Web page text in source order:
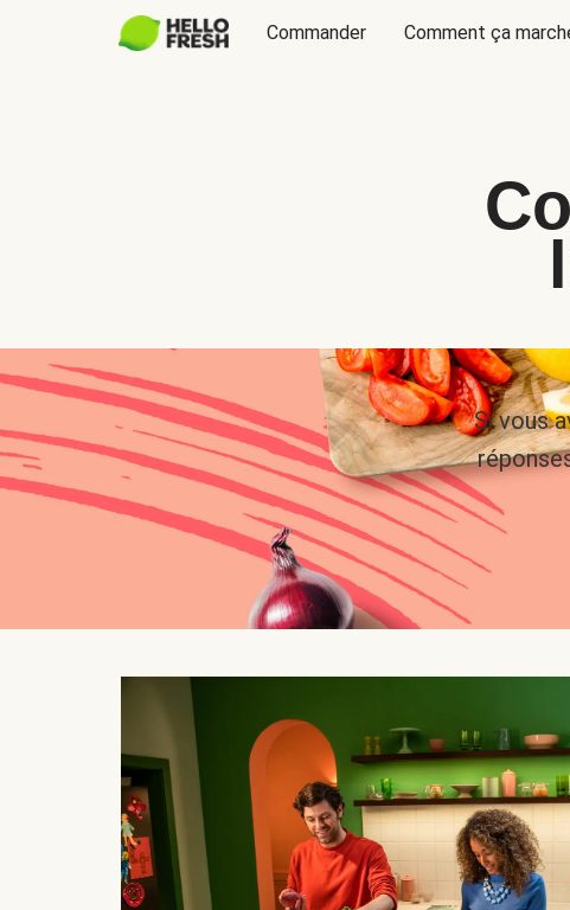
Commander Comment ça
Si vous